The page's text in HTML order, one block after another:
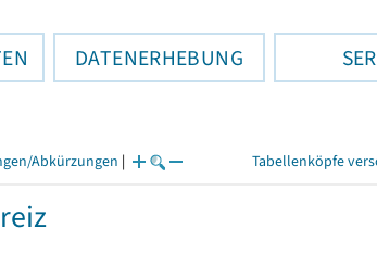
DATENERHEBUNG
Abkürzungen | Tabellenköpfe